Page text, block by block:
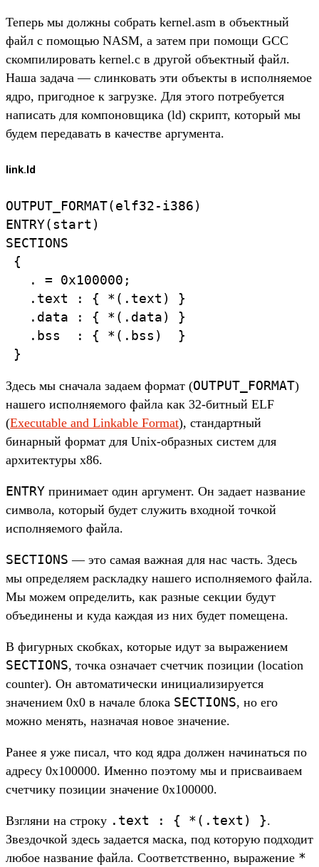
Теперь мы должны собрать kernel.asm в объектный
файл с помощью NASM, а затем при помощи GCC
скомпилировать kernel.c в другой объектный файл.
Наша задача — слинковать эти объекты в исполняемое
ядро, пригодное к загрузке. Для этого потребуется
написать для компоновщика (ld) скрипт, который мы
будем передавать в качестве аргумента.
link.ld
OUTPUT_FORMAT(elf32-i386)
ENTRY(start)
SECTIONS
{
   . = 0x100000;
   .text : { *(.text) }
   .data : { *(.data) }
   .bss  : { *(.bss)  }
Здесь мы сначала задаем формат (OUTPUT_FORMAT)
нашего исполняемого файла как 32-битный ELF
(Executable and Linkable Format), стандартный
бинарный формат для Unix-образных систем для
архитектуры x86.
ENTRY принимает один аргумент. Он задает название
символа, который будет служить входной точкой
исполняемого файла.
SECTIONS — это самая важная для нас часть. Здесь
мы определяем раскладку нашего исполняемого файла.
Мы можем определить, как разные секции будут
объединены и куда каждая из них будет помещена.
В фигурных скобках, которые идут за выражением
SECTIONS, точка означает счетчик позиции (location
counter). Он автоматически инициализируется
значением 0x0 в начале блока SECTIONS, но его
можно менять, назначая новое значение.
Ранее я уже писал, что код ядра должен начинаться по
адресу 0x100000. Именно поэтому мы и присваиваем
счетчику позиции значение 0x100000.
Взгляни на строку .text : { *(.text) }.
Звездочкой здесь задается маска, под которую подходит
любое название файла. Соответственно, выражение *